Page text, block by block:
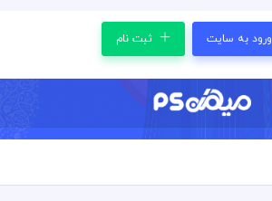
ورود به سایت ثبت نام